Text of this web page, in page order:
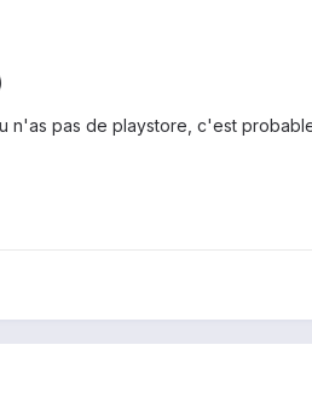
n'as pas de playstore, c'est